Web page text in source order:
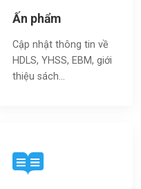
Ấn phẩm
Cập nhật thông tin về
HDLS, YHSS, EBM, giới
thiệu sách…